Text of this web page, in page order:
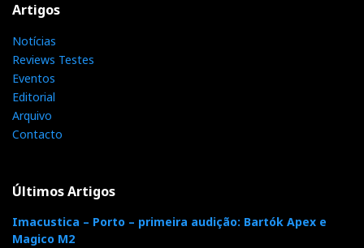
Artigos
Notícias
Reviews Testes
Eventos
Editorial
Arquivo
Contacto
Últimos Artigos
Imacustica – Porto – primeira audição: Bartók Apex e
Magico M2